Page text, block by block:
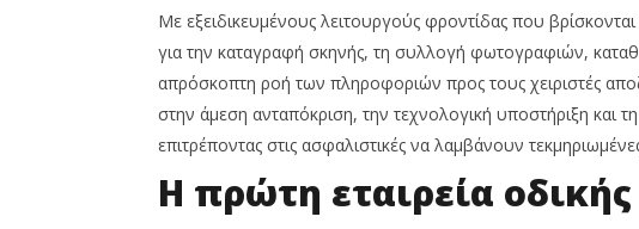
Με εξειδικευμένους λειτουργούς φροντίδας που
για την καταγραφή σκηνής, τη συλλογή φωτογραφιών,
απρόσκοπτη ροή των πληροφοριών προς τους χειριστές
στην άμεση ανταπόκριση, την τεχνολογική υποστήριξη και
επιτρέποντας στις ασφαλιστικές να λαμβάνουν
Η πρώτη εταιρεία